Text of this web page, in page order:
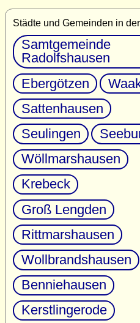
Städte und Gemeinden in
Samtgemeinde
Radolfshausen
Ebergötzen
Sattenhausen
Seulingen
Wöllmarshausen
Krebeck
Groß Lengden
Rittmarshausen
Wollbrandshausen
Benniehausen
Kerstlingerode